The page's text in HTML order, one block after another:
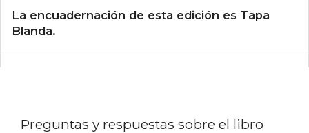
La encuadernación de esta edición es Tapa
Blanda.
Preguntas y respuestas sobre el libro